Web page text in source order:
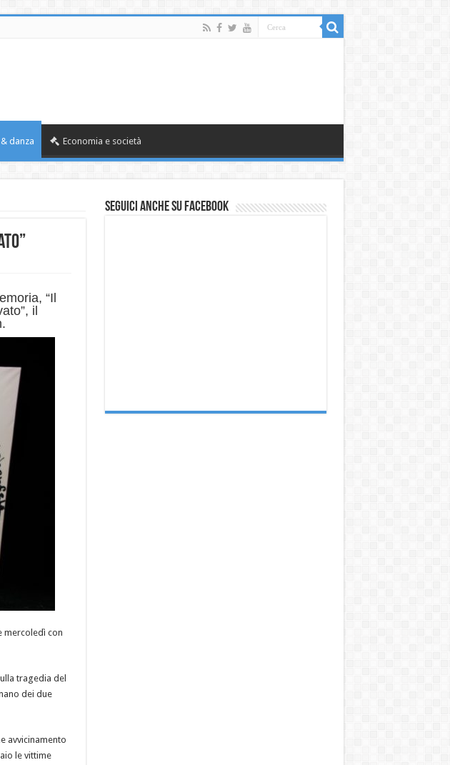
danza Economia e società
“Il
il
mercoledì con
tragedia del
dei due
avvicinamento
le vittime
Seguici anche su Facebook